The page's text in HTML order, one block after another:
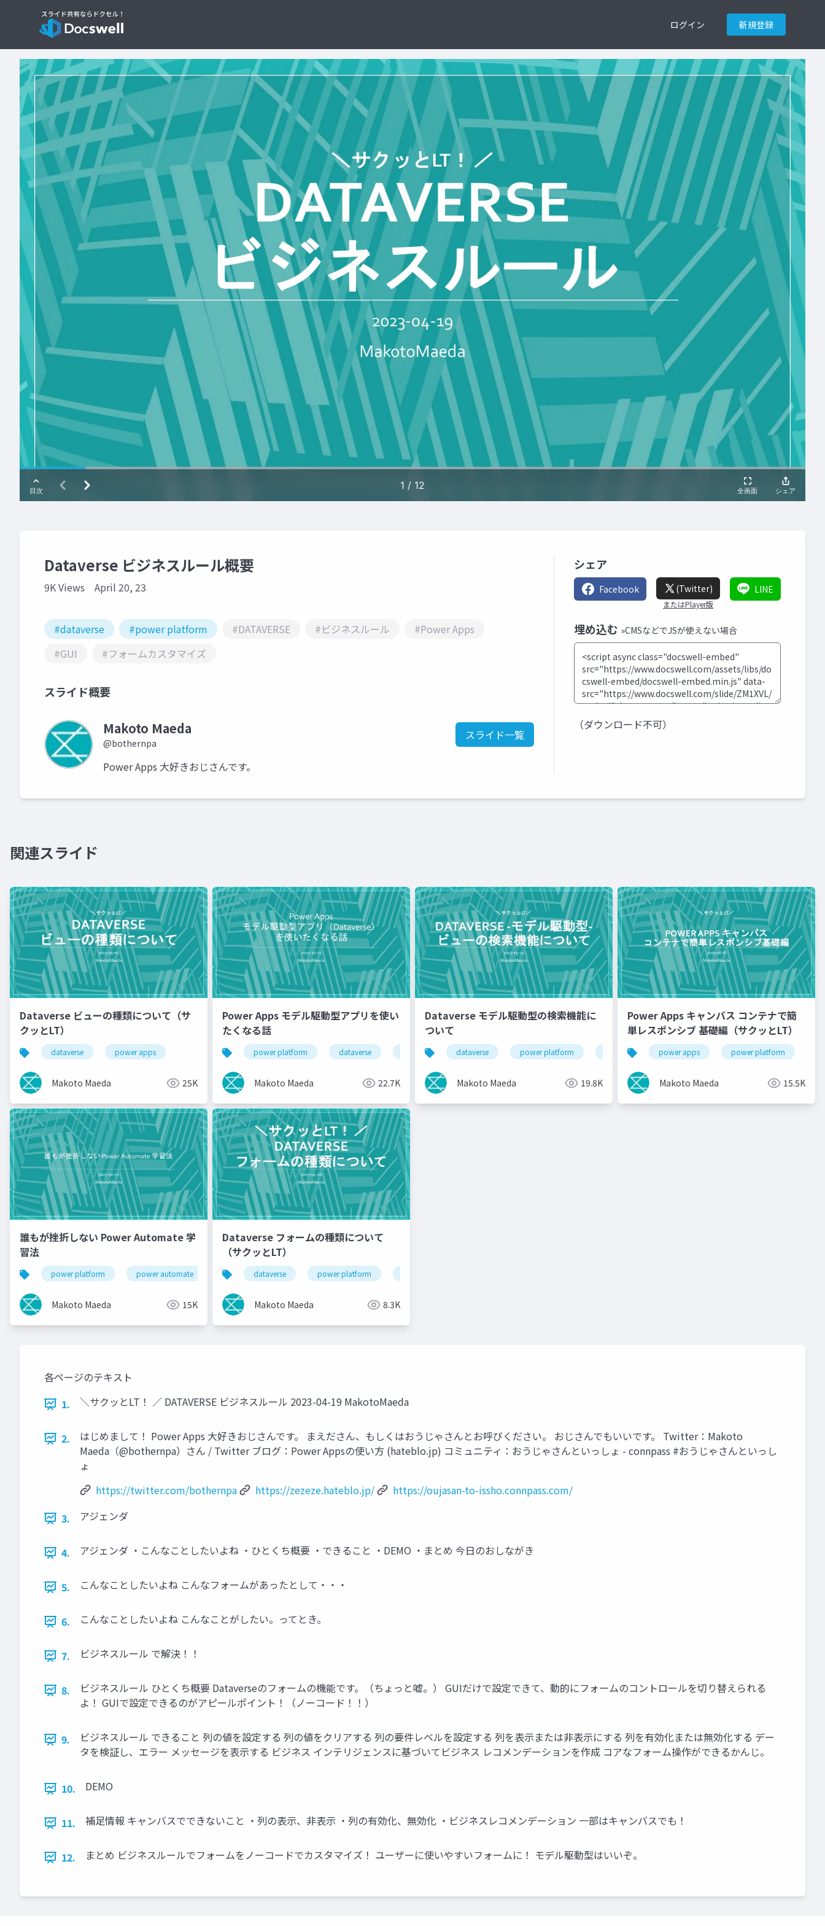
ログイン 新規登録
Dataverse ビジネスルール概要
9K Views April 20, 23
#dataverse #power platform #DATAVERSE #ビジネスルール
#Power Apps
#GUI
#フォームカスタマイズ
スライド概要
Makoto Maeda
@bothernpa
スライド一覧
Power Apps 大好きおじさんです。
シェア
Facebook (Twitter)
またはPlayer版
LINE
埋め込む »CMSなどでJSが使えない場合
（ダウンロード不可）
関連スライド
Dataverse ビューの種類について（サ
クッとLT）
dataverse power apps
Makoto Maeda 25K
Power Apps モデル駆動型アプリを使い
たくなる話
power platform dataverse power apps
Makoto Maeda 22.7K
Dataverse モデル駆動型の検索機能に
ついて
dataverse power platform power apps
Makoto Maeda 19.8K
Power Apps キャンバス コンテナで簡
単レスポンシブ 基礎編（サクッとLT）
power apps power platform
Makoto Maeda 15.5K
誰もが挫折しない Power Automate 学
習法
power platform power automate
Makoto Maeda 15K
Dataverse フォームの種類について
（サクッとLT）
dataverse power platform
Makoto Maeda 8.3K
各ページのテキスト
1.
＼サクッとLT！ ／ DATAVERSE ビジネスルール 2023-04-19 MakotoMaeda
2.
はじめまして！ Power Apps 大好きおじさんです。 まえださん、もしくはおうじゃさんとお呼びください。 おじさんでもいいです。 Twitter：Makoto
Maeda（@bothernpa）さん / Twitter ブログ：Power Appsの使い方 (hateblo.jp) コミュニティ：おうじゃさんといっしょ - connpass #おうじゃさんといっし
ょ
https://twitter.com/bothernpa
https://zezeze.hateblo.jp/
https://oujasan-to-issho.connpass.com/
3.
アジェンダ
4. アジェンダ ・こんなことしたいよね ・ひとくち概要 ・できること ・DEMO ・まとめ 今日のおしながき
5. こんなことしたいよね こんなフォームがあったとして・・・
6. こんなことしたいよね こんなことがしたい。ってとき。
7. ビジネスルール で解決！！
8.
ビジネスルール ひとくち概要 Dataverseのフォームの機能です。（ちょっと嘘。） GUIだけで設定できて、動的にフォームのコントロールを切り替えられる
よ！ GUIで設定できるのがアピールポイント！（ノーコード！！）
9.
ビジネスルール できること 列の値を設定する 列の値をクリアする 列の要件レベルを設定する 列を表示または非表示にする 列を有効化または無効化する デー
タを検証し、エラー メッセージを表示する ビジネス インテリジェンスに基づいてビジネス レコメンデーションを作成 コアなフォーム操作ができるかんじ。
10. DEMO
11. 補足情報 キャンバスでできないこと ・列の表示、非表示 ・列の有効化、無効化 ・ビジネスレコメンデーション 一部はキャンバスでも！
12. まとめ ビジネスルールでフォームをノーコードでカスタマイズ！ ユーザーに使いやすいフォームに！ モデル駆動型はいいぞ。